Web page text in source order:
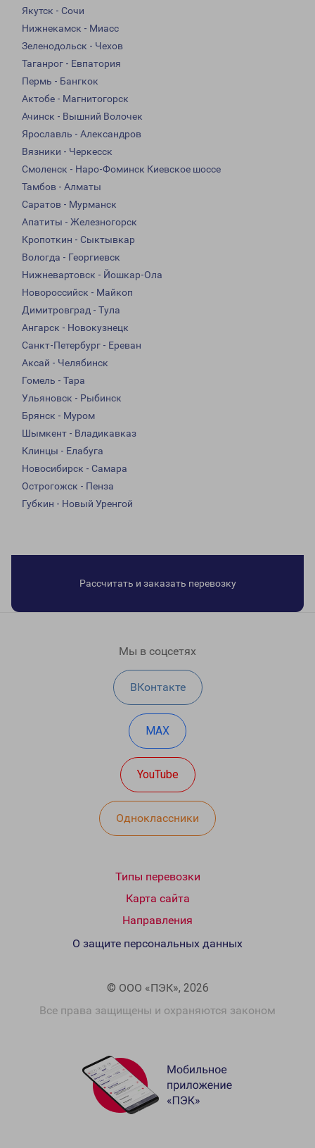
Якутск - Сочи
Нижнекамск - Миасс
Зеленодольск - Чехов
Таганрог - Евпатория
Пермь - Бангкок
Актобе - Магнитогорск
Ачинск - Вышний Волочек
Ярославль - Александров
Вязники - Черкесск
Смоленск - Наро-Фоминск Киевское шоссе
Тамбов - Алматы
Саратов - Мурманск
Апатиты - Железногорск
Кропоткин - Сыктывкар
Вологда - Георгиевск
Нижневартовск - Йошкар-Ола
Новороссийск - Майкоп
Димитровград - Тула
Ангарск - Новокузнецк
Санкт-Петербург - Ереван
Аксай - Челябинск
Гомель - Тара
Ульяновск - Рыбинск
Брянск - Муром
Шымкент - Владикавказ
Клинцы - Елабуга
Новосибирск - Самара
Острогожск - Пенза
Губкин - Новый Уренгой
Рассчитать и заказать перевозку
Мы в соцсетях
ВКонтакте
MAX
YouTube
Одноклассники
Типы перевозки
Карта сайта
Направления
© ООО «ПЭК», 2026
Все права защищены и охраняются законом
О защите персональных данных